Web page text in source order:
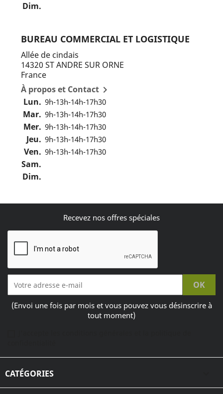
Dim.
BUREAU COMMERCIAL ET LOGISTIQUE
Allée de cindais
14320 ST ANDRE SUR ORNE
France
À propos et Contact 
Lun. 9h-13h-14h-17h30
Mar. 9h-13h-14h-17h30
Mer. 9h-13h-14h-17h30
Jeu. 9h-13h-14h-17h30
Ven. 9h-13h-14h-17h30
Sam.
Dim.
Recevez nos offres spéciales
(Envoi une fois par mois et vous pouvez vous désinscrire à
tout moment)
CATÉGORIES